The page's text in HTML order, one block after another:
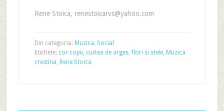
Rene Stoica, renestoicarvs@yahoo.com
Din categoria: Muzica, Social
Etichete: cor copii, curtea de arges,flori si stele, Muzica
crestina, Rene Stoica